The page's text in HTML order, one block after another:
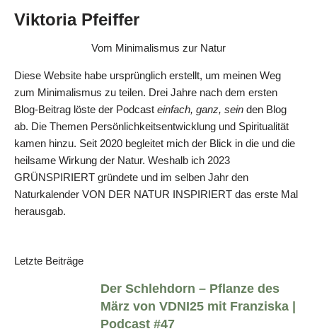
Viktoria Pfeiffer
Vom Minimalismus zur Natur
Diese Website habe ursprünglich erstellt, um meinen Weg
zum Minimalismus zu teilen. Drei Jahre nach dem ersten
Blog-Beitrag löste der Podcast einfach, ganz, sein den Blog
ab. Die Themen Persönlichkeitsentwicklung und Spiritualität
kamen hinzu. Seit 2020 begleitet mich der Blick in die und die
heilsame Wirkung der Natur. Weshalb ich 2023
GRÜNSPIRIERT gründete und im selben Jahr den
Naturkalender VON DER NATUR INSPIRIERT das erste Mal
herausgab.
Letzte Beiträge
Der Schlehdorn – Pflanze des
März von VDNI25 mit Franziska |
Podcast #47